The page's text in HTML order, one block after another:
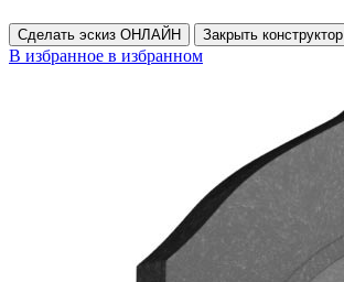
Сделать эскиз ОНЛАЙН Закрыть конструктор
В избранное в избранном